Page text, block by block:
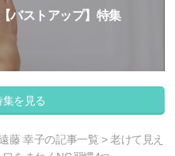
バストアップ】特集
を見る
藤 幸子の記事一覧 > 老けて見え